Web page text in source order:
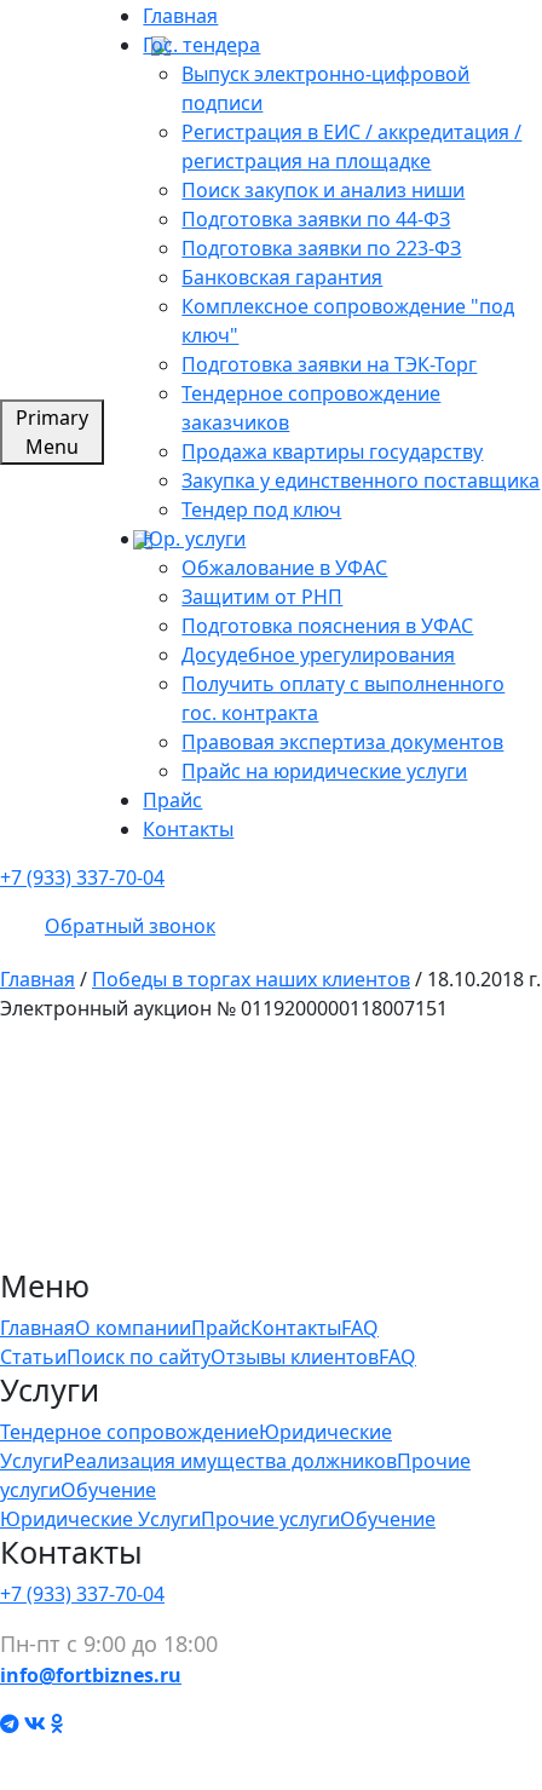
Primary
Menu
Главная
Гос. тендера
Выпуск электронно-цифровой
подписи
Регистрация в ЕИС / аккредитация /
регистрация на площадке
Поиск закупок и анализ ниши
Подготовка заявки по 44-ФЗ
Подготовка заявки по 223-ФЗ
Банковская гарантия
Комплексное сопровождение "под
ключ"
Подготовка заявки на ТЭК-Торг
Тендерное сопровождение
заказчиков
Продажа квартиры государству
Закупка у единственного поставщика
Тендер под ключ
Юр. услуги
Обжалование в УФАС
Защитим от РНП
Подготовка пояснения в УФАС
Досудебное урегулирования
Получить оплату с выполненного
гос. контракта
Правовая экспертиза документов
Прайс на юридические услуги
Прайс
Контакты
+7 (933) 337-70-04
Обратный звонок
Главная / Победы в торгах наших клиентов/ 18.10.2018 г.
Электронный аукцион № 0119200000118007151
Меню
ГлавнаяО компанииПрайсКонтактыFAQ
СтатьиПоиск по сайтуОтзывы клиентовFAQ
Услуги
Тендерное сопровождениеЮридические
УслугиРеализация имущества должниковПрочие
услугиОбучение
Юридические УслугиПрочие услугиОбучение
Контакты
+7 (933) 337-70-04
Пн-пт с 9:00 до 18:00
info@fortbiznes.ru